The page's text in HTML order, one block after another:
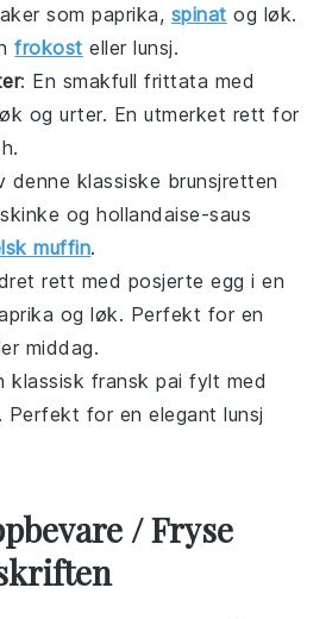
som paprika, spinat og løk.
frokost eller lunsj.
: En smakfullfrittata med
og urter. En utmerket rett for
denne klassiske brunsjretten
og hollandaise-saus
muffin.
rett med posjerte egg i en
og løk. Perfekt for en
middag.
klassisk franskpai fylt med
for en elegant lunsj
/ Fryse